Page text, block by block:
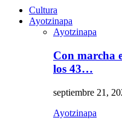
Cultura
Ayotzinapa
Ayotzinapa
Con marcha
los 43…
septiembre 21,
Ayotzinapa